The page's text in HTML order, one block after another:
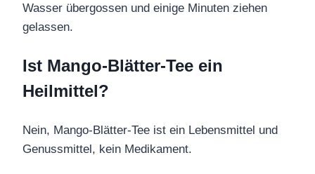
Wasser übergossen und einige Minuten ziehen
gelassen.
Ist Mango-Blätter-Tee ein
Heilmittel?
Nein, Mango-Blätter-Tee ist ein Lebensmittel und
Genussmittel, kein Medikament.